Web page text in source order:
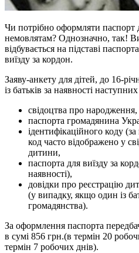
Чи потрібно оформляти паспорт
немовлятам? Однозначно, так!
відбувається на підставі
виїзду за кордон.
Заяву-анкету для дітей, до 16-
із батьків за наявності
свідоцтва про народження,
паспорта громадянина
ідентифікаційного коду
код часто відображено у
дитини,
паспорта для виїзду за
наявності),
довідки про реєстрацію
(у випадку, якщо один із
громадянства).
За оформлення паспорта
в сумі 856 грн.(в термін 20
термін 7 робочих днів).